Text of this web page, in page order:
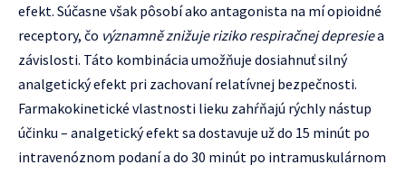
efekt. Súčasne však pôsobí ako antagonista na mí opioidné
receptory, čo významně znižuje riziko respiračnej depresiea
závislosti. Táto kombinácia umožňuje dosiahnuť silný
analgetický efekt pri zachovaní relatívnej bezpečnosti.
Farmakokinetické vlastnosti lieku zahŕňajú rýchly nástup
účinku – analgetický efekt sa dostavuje už do 15 minút po
intravenóznom podaní a do 30 minút po intramuskulárnom